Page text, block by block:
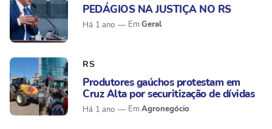
PEDÁGIOS NA JUSTIÇA NO RS
Há 1 ano Geral
RS
Produtores gaúchos protestam em
Cruz Alta por securitização de dívidas
Há 1 ano Agronegócio